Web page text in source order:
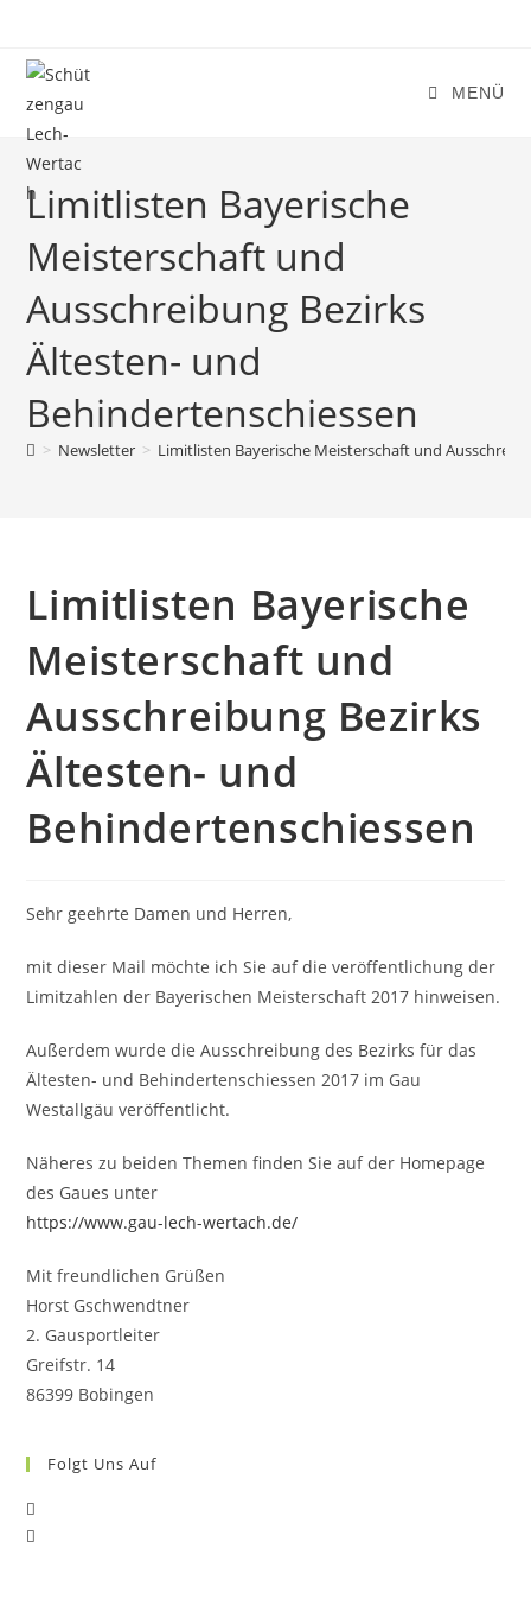
springen
MENÜ
Limitlisten Bayerische
Meisterschaft und
Ausschreibung Bezirks
Ältesten- und
Behindertenschiessen
> Newsletter > Limitlisten Bayerische Meisterschaft und
Limitlisten Bayerische
Meisterschaft und
Ausschreibung Bezirks
Ältesten- und
Behindertenschiessen
Sehr geehrte Damen und Herren,
mit dieser Mail möchte ich Sie auf die veröffentlichung der
Limitzahlen der Bayerischen Meisterschaft 2017 hinweisen.
Außerdem wurde die Ausschreibung des Bezirks für das
Ältesten- und Behindertenschiessen 2017 im Gau
Westallgäu veröffentlicht.
Näheres zu beiden Themen finden Sie auf der Homepage
des Gaues unter
https://www.gau-lech-wertach.de/
Mit freundlichen Grüßen
Horst Gschwendtner
2. Gausportleiter
Greifstr. 14
86399 Bobingen
Folgt Uns Auf